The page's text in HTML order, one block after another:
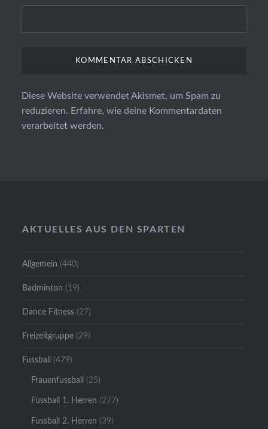
Diese Website verwendet Akismet, um Spam zu
reduzieren. Erfahre, wie deine Kommentardaten
verarbeitet werden.
AKTUELLES AUS DEN SPARTEN
Allgemein (440)
Badminton (19)
Dance Fitness (27)
Freizeitgruppe (29)
Fussball (479)
Frauenfussball (25)
Fussball 1. Herren (277)
Fussball 2. Herren (39)